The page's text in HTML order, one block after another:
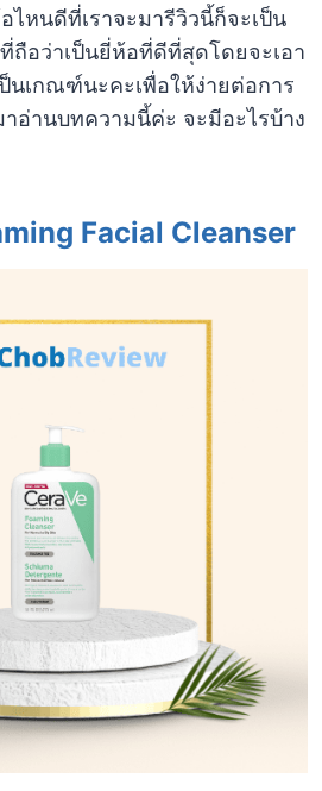
หนดีที่เราจะมารีวิวนี้ก็จะเป็น
ถือว่าเป็นยี่ห้อที่ดีที่สุดโดยจะเอา
นเกณฑ์นะคะเพื่อให้ง่ายต่อการ
อ่านบทความนี้ค่ะ จะมีอะไรบ้าง
Facial Cleanser